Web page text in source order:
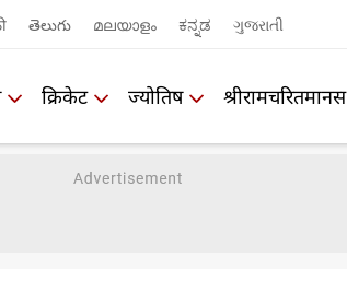
తెలుగు മലയാളം ಕನ್ನಡ ગુજરાતી
क्रिकेट ज्योतिष श्रीरामचरितमानस